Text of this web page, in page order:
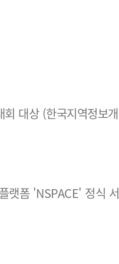
대상 (한국지역정보
랫폼 'NSPACE' 정식